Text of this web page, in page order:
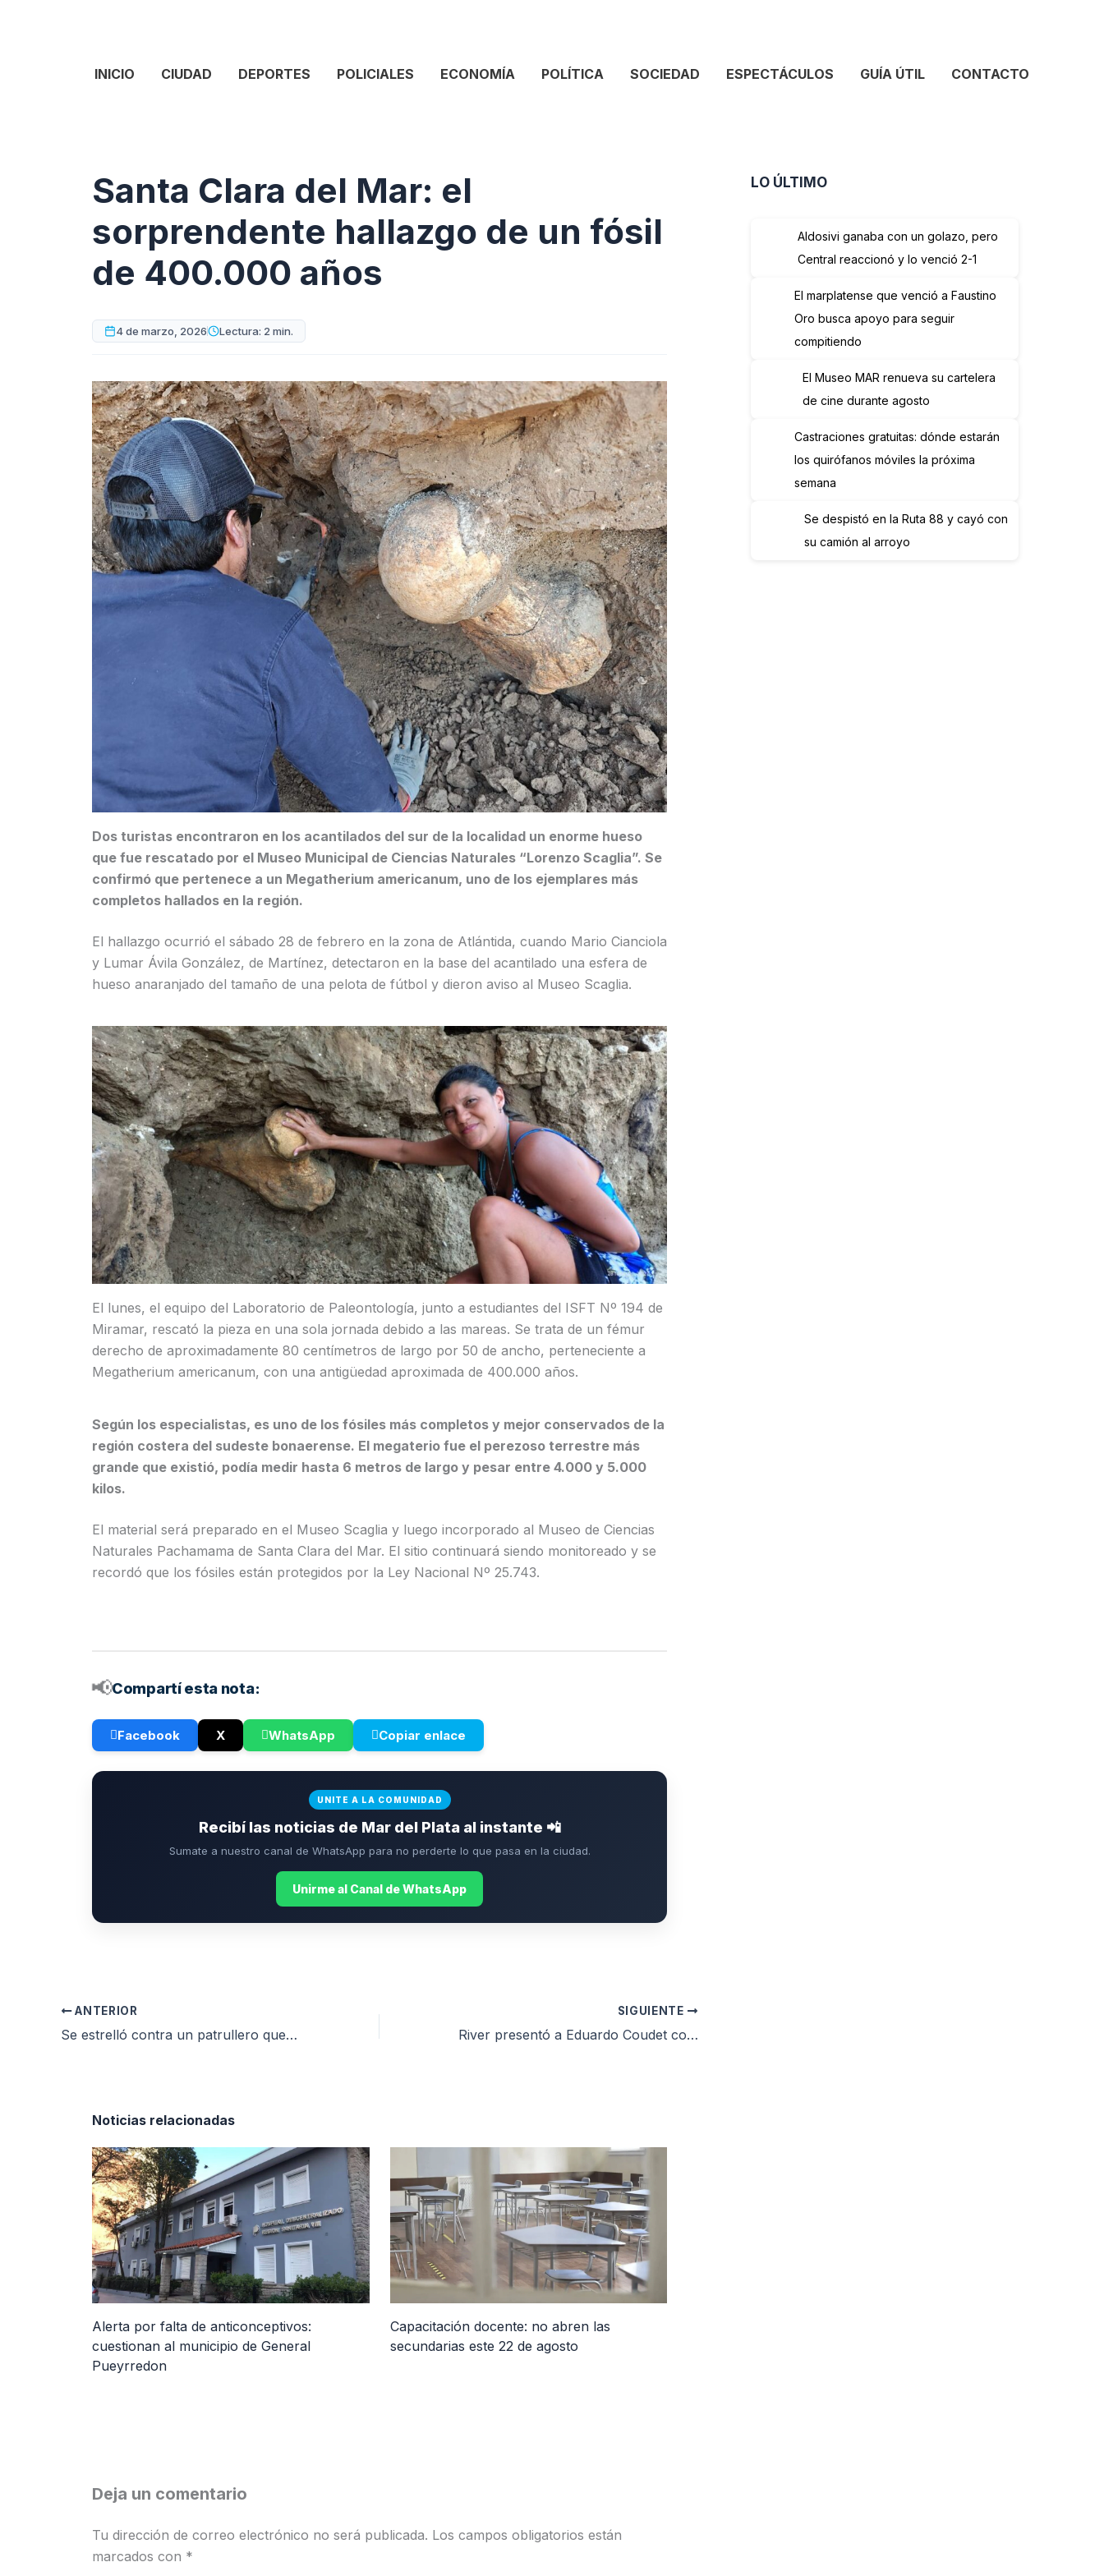
INICIO CIUDAD DEPORTES POLICIALES ECONOMÍA POLÍTICA SOCIEDAD ESPECTÁCULOS GUÍA ÚTIL CONTACTO
Santa Clara del Mar: el
sorprendente hallazgo de un fósil
de 400.000 años
4 de marzo, 2026 Lectura: 2 min.
Dos turistas encontraron en los acantilados del sur de la localidad un enorme hueso
que fue rescatado por el Museo Municipal de Ciencias Naturales “Lorenzo Scaglia”. Se
confirmó que pertenece a un Megatherium americanum, uno de los ejemplares más
completos hallados en la región.
El hallazgo ocurrió el sábado 28 de febrero en la zona de Atlántida, cuando Mario Cianciola
y Lumar Ávila González, de Martínez, detectaron en la base del acantilado una esfera de
hueso anaranjado del tamaño de una pelota de fútbol y dieron aviso al Museo Scaglia.
El lunes, el equipo del Laboratorio de Paleontología, junto a estudiantes del ISFT Nº 194 de
Miramar, rescató la pieza en una sola jornada debido a las mareas. Se trata de un fémur
derecho de aproximadamente 80 centímetros de largo por 50 de ancho, perteneciente a
Megatherium americanum, con una antigüedad aproximada de 400.000 años.
Según los especialistas, es uno de los fósiles más completos y mejor conservados de la
región costera del sudeste bonaerense. El megaterio fue el perezoso terrestre más
grande que existió, podía medir hasta 6 metros de largo y pesar entre 4.000 y 5.000
kilos.
El material será preparado en el Museo Scaglia y luego incorporado al Museo de Ciencias
Naturales Pachamama de Santa Clara del Mar. El sitio continuará siendo monitoreado y se
recordó que los fósiles están protegidos por la Ley Nacional Nº 25.743.
📢Compartí esta nota:
Facebook X WhatsApp Copiar enlace
UNITE A LA COMUNIDAD
Recibí las noticias de Mar del Plata al instante 📲
Sumate a nuestro canal de WhatsApp para no perderte lo que pasa en la ciudad.
Unirme al Canal de WhatsApp
ANTERIOR
Se estrelló contra un patrullero que cortaba el tránsito y perdió la vida
SIGUIENTE
River presentó a Eduardo Coudet como nuevo entrenador
Noticias relacionadas
Alerta por falta de anticonceptivos:
cuestionan al municipio de General
Pueyrredon
Capacitación docente: no abren las
secundarias este 22 de agosto
Deja un comentario
Tu dirección de correo electrónico no será publicada. Los campos obligatorios están
marcados con *
LO ÚLTIMO
Aldosivi ganaba con un golazo, pero
Central reaccionó y lo venció 2-1
El marplatense que venció a Faustino
Oro busca apoyo para seguir
compitiendo
El Museo MAR renueva su cartelera
de cine durante agosto
Castraciones gratuitas: dónde estarán
los quirófanos móviles la próxima
semana
Se despistó en la Ruta 88 y cayó con
su camión al arroyo